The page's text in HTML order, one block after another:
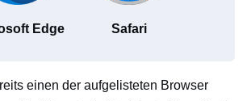
Edge Safari
einen der aufgelisteten Browser